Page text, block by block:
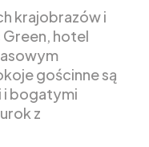
krajobrazów i
Green, hotel
gościnne są
i bogatymi
z